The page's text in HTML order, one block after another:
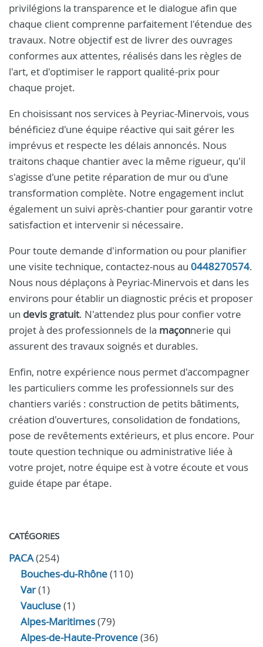
privilégions la transparence et le dialogue afin que
chaque client comprenne parfaitement l'étendue des
travaux. Notre objectif est de livrer des ouvrages
conformes aux attentes, réalisés dans les règles de
l'art, et d'optimiser le rapport qualité-prix pour
chaque projet.
En choisissant nos services à Peyriac-Minervois, vous
bénéficiez d'une équipe réactive qui sait gérer les
imprévus et respecte les délais annoncés. Nous
traitons chaque chantier avec la même rigueur, qu'il
s'agisse d'une petite réparation de mur ou d'une
transformation complète. Notre engagement inclut
également un suivi après-chantier pour garantir votre
satisfaction et intervenir si nécessaire.
Pour toute demande d'information ou pour planifier
une visite technique, contactez-nous au 0448270574.
Nous nous déplaçons à Peyriac-Minervois et dans les
environs pour établir un diagnostic précis et proposer
un devis gratuit. N'attendez plus pour confier votre
projet à des professionnels de la maçonnerie qui
assurent des travaux soignés et durables.
Enfin, notre expérience nous permet d'accompagner
les particuliers comme les professionnels sur des
chantiers variés : construction de petits bâtiments,
création d'ouvertures, consolidation de fondations,
pose de revêtements extérieurs, et plus encore. Pour
toute question technique ou administrative liée à
votre projet, notre équipe est à votre écoute et vous
guide étape par étape.
CATÉGORIES
PACA(254)
Bouches-du-Rhône(110)
Var(1)
Vaucluse(1)
Alpes-Maritimes(79)
Alpes-de-Haute-Provence(36)